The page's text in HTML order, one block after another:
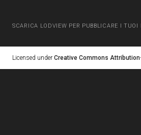
SCARICA LODVIEW PER PUBBLICARE I TUOI
Licensed under Creative Commons